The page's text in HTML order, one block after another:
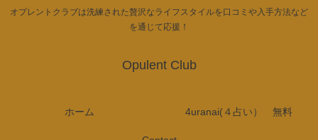
オプレントクラブは洗練された贅沢なライフスタイルを口コミや入手方法など
を通じて応援！
Opulent Club
ホーム 4uranai(４占い） 無料